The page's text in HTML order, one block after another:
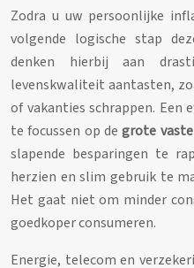
Zodra u uw persoonlijke
volgende logische stap
denken hierbij aan
levenskwaliteit aantasten,
of vakanties schrappen. Een
te focussen op degrote
slapende besparingen te
herzien en slim gebruik te
Het gaat niet om minder
goedkoper consumeren.
Energie, telecom en